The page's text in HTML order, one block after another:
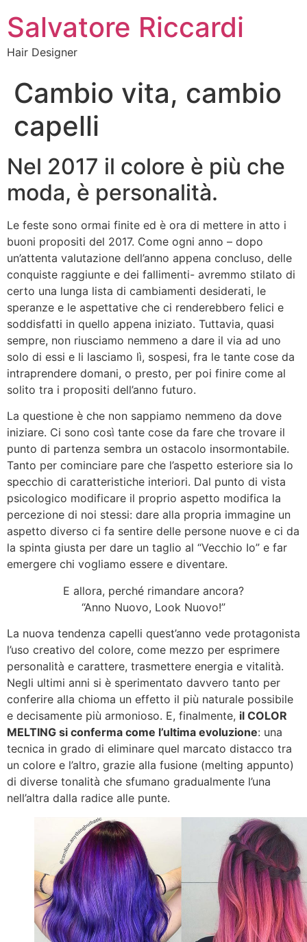
Salvatore Riccardi
Hair Designer
Cambio vita, cambio
capelli
Nel 2017 il colore è più che
moda, è personalità.
Le feste sono ormai finite ed è ora di mettere in atto i
buoni propositi del 2017. Come ogni anno – dopo
un’attenta valutazione dell’anno appena concluso, delle
conquiste raggiunte e dei fallimenti- avremmo stilato di
certo una lunga lista di cambiamenti desiderati, le
speranze e le aspettative che ci renderebbero felici e
soddisfatti in quello appena iniziato. Tuttavia, quasi
sempre, non riusciamo nemmeno a dare il via ad uno
solo di essi e li lasciamo lì, sospesi, fra le tante cose da
intraprendere domani, o presto, per poi finire come al
solito tra i propositi dell’anno futuro.
La questione è che non sappiamo nemmeno da dove
iniziare. Ci sono così tante cose da fare che trovare il
punto di partenza sembra un ostacolo insormontabile.
Tanto per cominciare pare che l’aspetto esteriore sia lo
specchio di caratteristiche interiori. Dal punto di vista
psicologico modificare il proprio aspetto modifica la
percezione di noi stessi: dare alla propria immagine un
aspetto diverso ci fa sentire delle persone nuove e ci da
la spinta giusta per dare un taglio al “Vecchio Io” e far
emergere chi vogliamo essere e diventare.
E allora, perché rimandare ancora?
“Anno Nuovo, Look Nuovo!”
La nuova tendenza capelli quest’anno vede protagonista
l’uso creativo del colore, come mezzo per esprimere
personalità e carattere, trasmettere energia e vitalità.
Negli ultimi anni si è sperimentato davvero tanto per
conferire alla chioma un effetto il più naturale possibile
e decisamente più armonioso. E, finalmente, il COLOR
MELTING si conferma come l’ultima evoluzione: una
tecnica in grado di eliminare quel marcato distacco tra
un colore e l’altro, grazie alla fusione (melting appunto)
di diverse tonalità che sfumano gradualmente l’una
nell’altra dalla radice alle punte.